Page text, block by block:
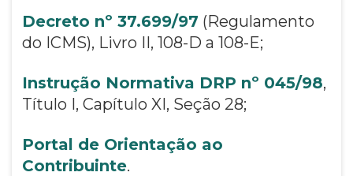
Decreto nº 37.699/97 (Regulamento
do ICMS), Livro II, 108-D a 108-E;
Instrução Normativa DRP nº 045/98,
Título I, Capítulo XI, Seção 28;
Portal de Orientação ao
Contribuinte.